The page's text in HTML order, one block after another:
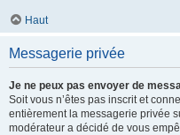
Haut
Messagerie privée
Je ne peux pas envoyer de
Soit vous n’êtes pas inscrit et
entièrement la messagerie privée
modérateur a décidé de vous